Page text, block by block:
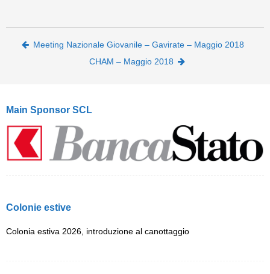
Post navigation
Meeting Nazionale Giovanile – Gavirate – Maggio 2018
CHAM – Maggio 2018
Main Sponsor SCL
Colonie estive
Colonia estiva 2026, introduzione al canottaggio